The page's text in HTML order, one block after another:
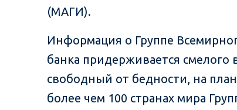
(МАГИ).
Информация о Группе
банка придерживается смелого
свободный от бедности, на
более чем 100 странах мира